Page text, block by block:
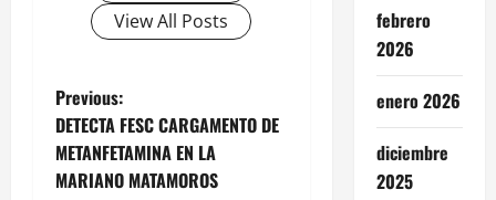
View All Posts
P
o
Previous:
DETECTA FESC CARGAMENTO DE
METANFETAMINA EN LA
MARIANO MATAMOROS
febrero
2026
enero 2026
diciembre
2025